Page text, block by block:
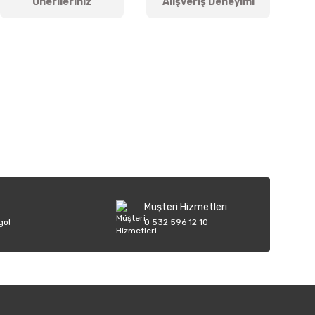
Müşteri Hizmetleri
0 532 596 12 10